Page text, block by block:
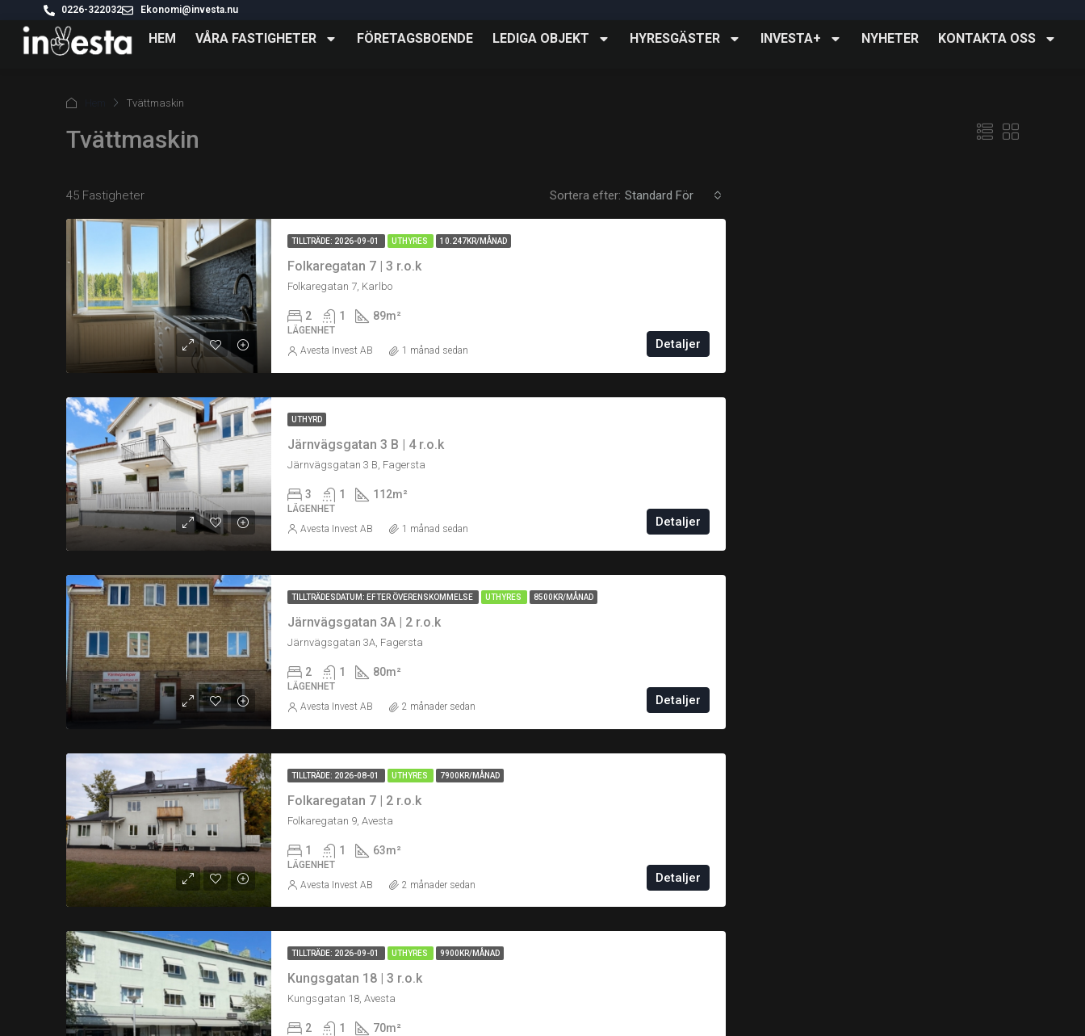
0226-322032 Ekonomi@investa.nu
HEM VÅRA FASTIGHETER FÖRETAGSBOENDE LEDIGA OBJEKT HYRESGÄSTER INVESTA+ NYHETER KONTAKTA OSS
Tvättmaskin
Tvättmaskin
45 Fastigheter Sortera efter: Standard För
TILLTRÄDE: 2026-09-01 UTHYRES 10.247KR/MÅNAD
Folkaregatan 7 | 3 r.o.k
Folkaregatan 7, Karlbo
2 1 89m²
LÄGENHET
Detaljer
Avesta Invest AB 1 månad sedan
UTHYRD
Järnvägsgatan 3 B | 4 r.o.k
Järnvägsgatan 3 B, Fagersta
3 1 112m²
LÄGENHET
Detaljer
Avesta Invest AB 1 månad sedan
TILLTRÄDESDATUM: EFTER ÖVERENSKOMMELSE UTHYRES 8500KR/MÅNAD
Järnvägsgatan 3A | 2 r.o.k
Järnvägsgatan 3A, Fagersta
2 1 80m²
LÄGENHET
Detaljer
Avesta Invest AB 2 månader sedan
TILLTRÄDE: 2026-08-01 UTHYRES 7900KR/MÅNAD
Folkaregatan 7 | 2 r.o.k
Folkaregatan 9, Avesta
1 1 63m²
LÄGENHET
Detaljer
Avesta Invest AB 2 månader sedan
TILLTRÄDE: 2026-09-01 UTHYRES 9900KR/MÅNAD
Kungsgatan 18 | 3 r.o.k
Kungsgatan 18, Avesta
2 1 70m²